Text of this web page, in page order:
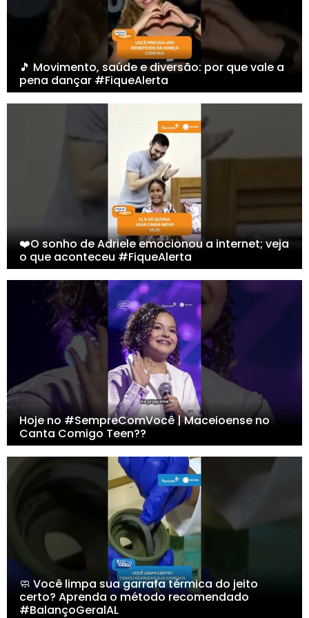
🎵 Movimento, saúde e diversão: por que vale a
pena dançar #FiqueAlerta
❤️O sonho de Adriele emocionou a internet; veja
o que aconteceu #FiqueAlerta
Hoje no #SempreComVocê | Maceioense no
Canta Comigo Teen??
🧼 Você limpa sua garrafa térmica do jeito
certo? Aprenda o método recomendado
#BalançoGeralAL